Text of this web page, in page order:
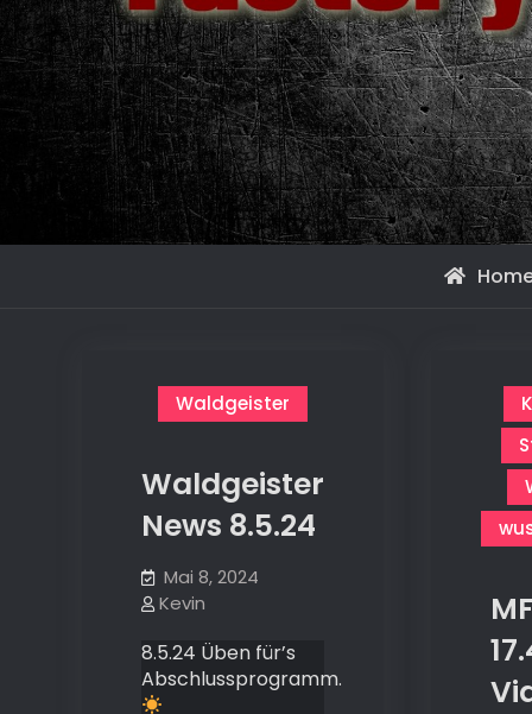
Waldgeister
Waldgeister
News 8.5.24
Mai 8, 2024
Kevin
8.5.24 Üben für’s
Abschlussprogramm.